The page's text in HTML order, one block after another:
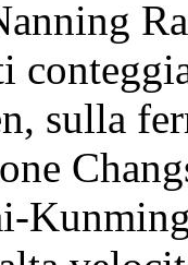
sulla